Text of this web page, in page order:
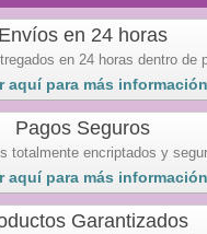
Envíos en 24 horas
en 24 horas dentro de
aquí para más información
Pagos Seguros
totalmente encriptados y
aquí para más información
Garantizados